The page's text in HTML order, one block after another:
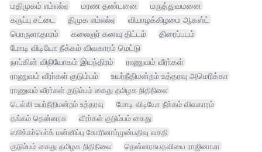
மதிமுகம் எம்எல்ஏ
மரண தண்டனை
மருத்துவமனை
கருப்பு சட்டை
திமுக எம்எல்ஏ
வியாழக்கிழமை ஆகஸ்ட்
பொருளாதாரம்
கலைஞர் கனவு திட்டம்
திரைப்படம்
மோடி விடியோ நீக்கம் விவகாரம் மெட்டு
நாப்கின் விநியோகம் இயந்திரம்
ராணுவம் வீரா்கள்
ராணுவம் வீரா்கள் குடும்பம்
உயர்நீதிமன்றம் உத்தரவு அமெரிக்கா
ராணுவம் வீரா்கள் குடும்பம் கைது தமிழக நிதிநிலை
டெல்லி உயர்நீதிமன்றம் உத்தரவு
மோடி விடியோ நீக்கம் விவகாரம்
தங்கம் தென்னரசு
வீரா்கள் குடும்பம் கைது
ஸூக்கா்பொ்க் மன்னிப்பு கோரினாா்முன்பதிவு வசதி
குடும்பம் கைது தமிழக நிதிநிலை
தென்னரசுபதவியை ராஜினாமா